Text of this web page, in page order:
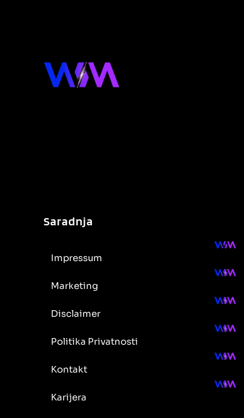
Saradnja
Impressum
Marketing
Disclaimer
Politika Privatnosti
Kontakt
Karijera